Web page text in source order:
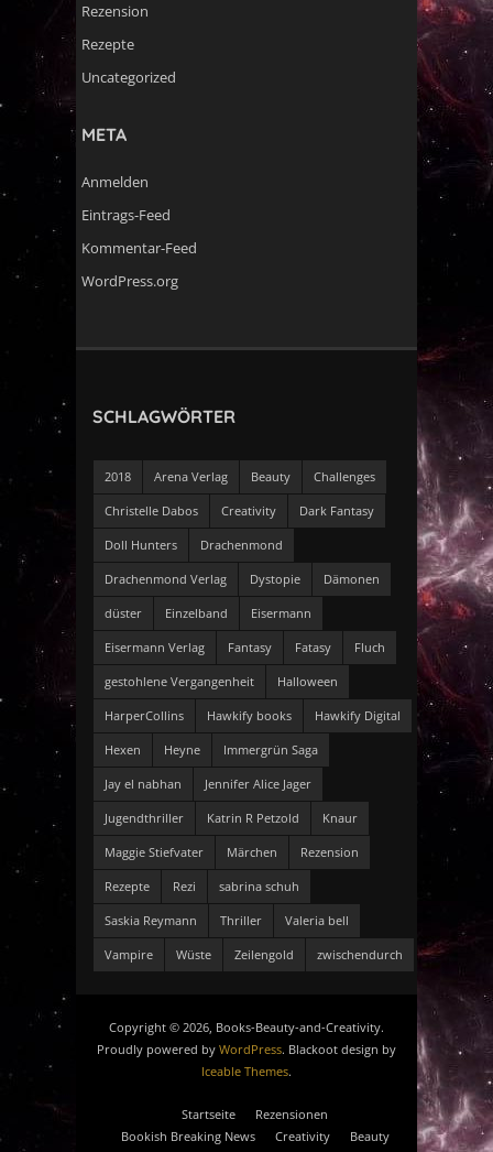
Rezension
Rezepte
Uncategorized
META
Anmelden
Eintrags-Feed
Kommentar-Feed
WordPress.org
SCHLAGWÖRTER
2018 Arena Verlag Beauty Challenges
Christelle Dabos Creativity Dark Fantasy
Doll Hunters Drachenmond
Drachenmond Verlag Dystopie Dämonen
düster Einzelband Eisermann
Eisermann Verlag Fantasy Fatasy Fluch
gestohlene Vergangenheit Halloween
HarperCollins Hawkify books Hawkify Digital
Hexen Heyne Immergrün Saga
Jay el nabhan Jennifer Alice Jager
Jugendthriller Katrin R Petzold Knaur
Maggie Stiefvater Märchen Rezension
Rezepte Rezi sabrina schuh
Saskia Reymann Thriller Valeria bell
Vampire Wüste Zeilengold zwischendurch
Copyright © 2026, Books-Beauty-and-Creativity.
Proudly powered by WordPress. Blackoot design by
Iceable Themes.
Startseite
Rezensionen
Bookish Breaking News
Creativity
Beauty